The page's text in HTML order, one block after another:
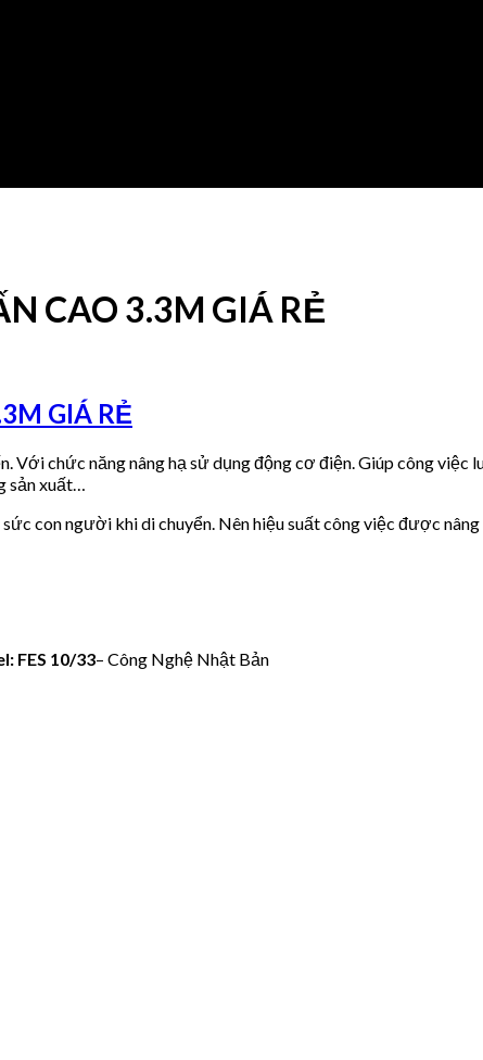
CAO 3.3M GIÁ RẺ
GIÁ RẺ
chức năng nâng hạ sử dụng động cơ điện. Giúp công việc
xuất…
con người khi di chuyển. Nên hiệu suất công việc được
FES 10/33– Công Nghệ Nhật Bản